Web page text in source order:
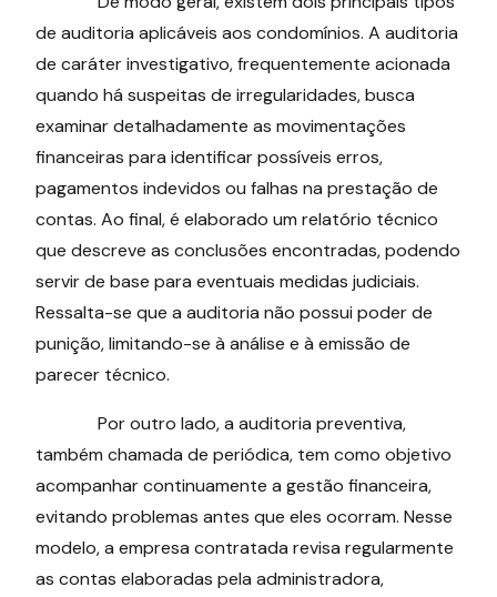
de auditoria aplicáveis aos condomínios. A auditoria
de caráter investigativo, frequentemente acionada
quando há suspeitas de irregularidades, busca
examinar detalhadamente as movimentações
financeiras para identificar possíveis erros,
pagamentos indevidos ou falhas na prestação de
contas. Ao final, é elaborado um relatório técnico
que descreve as conclusões encontradas, podendo
servir de base para eventuais medidas judiciais.
Ressalta-se que a auditoria não possui poder de
punição, limitando-se à análise e à emissão de
parecer técnico.
Por outro lado, a auditoria preventiva,
também chamada de periódica, tem como objetivo
acompanhar continuamente a gestão financeira,
evitando problemas antes que eles ocorram. Nesse
modelo, a empresa contratada revisa regularmente
as contas elaboradas pela administradora,